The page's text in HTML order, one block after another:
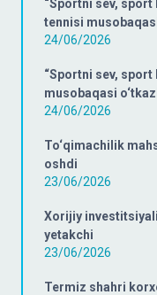
“Sportni sev,
tennisi
24/06/2026
“Sportni sev,
musobaqasi
24/06/2026
To‘qimachilik
oshdi
23/06/2026
Xorijiy
yetakchi
23/06/2026
Termiz shahri